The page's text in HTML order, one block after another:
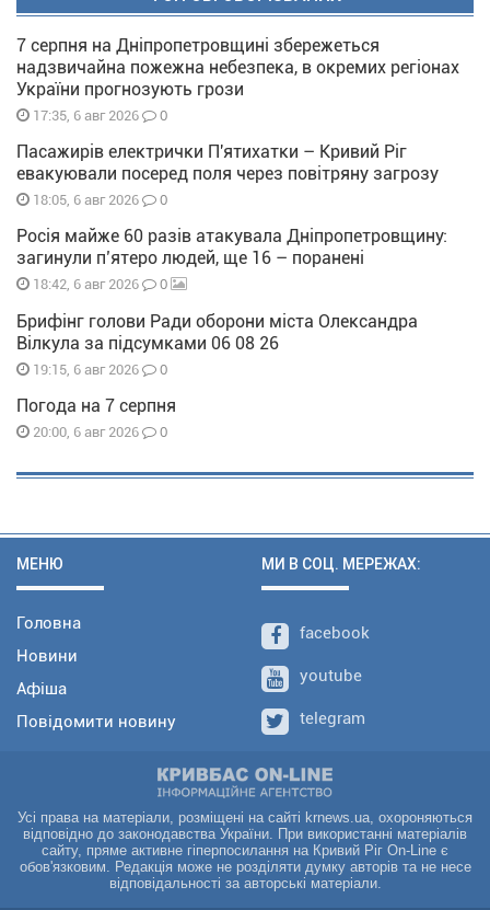
7 серпня на Дніпропетровщині збережеться
надзвичайна пожежна небезпека, в окремих регіонах
України прогнозують грози
17:35, 6 авг 2026 0
Пасажирів електрички П'ятихатки – Кривий Ріг
евакуювали посеред поля через повітряну загрозу
18:05, 6 авг 2026 0
Росія майже 60 разів атакувала Дніпропетровщину:
загинули п’ятеро людей, ще 16 – поранені
18:42, 6 авг 2026 0
Брифінг голови Ради оборони міста Олександра
Вілкула за підсумками 06 08 26
19:15, 6 авг 2026 0
Погода на 7 серпня
20:00, 6 авг 2026 0
МЕНЮ
Головна
Новини
Афіша
Повідомити новину
МИ В СОЦ. МЕРЕЖАХ:
facebook
youtube
telegram
Усі права на матеріали, розміщені на сайті krnews.ua, охороняються
відповідно до законодавства України. При використанні матеріалів
сайту, пряме активне гіперпосилання на Кривий Ріг On-Line є
обов'язковим. Редакція може не розділяти думку авторів та не несе
відповідальності за авторські матеріали.